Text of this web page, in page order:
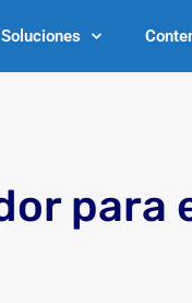
Soluciones
para